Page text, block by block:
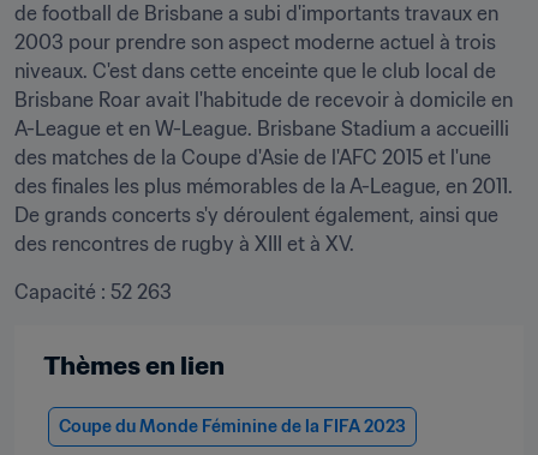
de football de Brisbane a subi d'importants travaux en
2003 pour prendre son aspect moderne actuel à trois
niveaux. C'est dans cette enceinte que le club local de
Brisbane Roar avait l'habitude de recevoir à domicile en
A-League et en W-League. Brisbane Stadium a accueilli
des matches de la Coupe d'Asie de l'AFC 2015 et l'une
des finales les plus mémorables de la A-League, en 2011.
De grands concerts s'y déroulent également, ainsi que
des rencontres de rugby à XIII et à XV.
Capacité : 52 263
Thèmes en lien
Coupe du Monde Féminine de la FIFA 2023